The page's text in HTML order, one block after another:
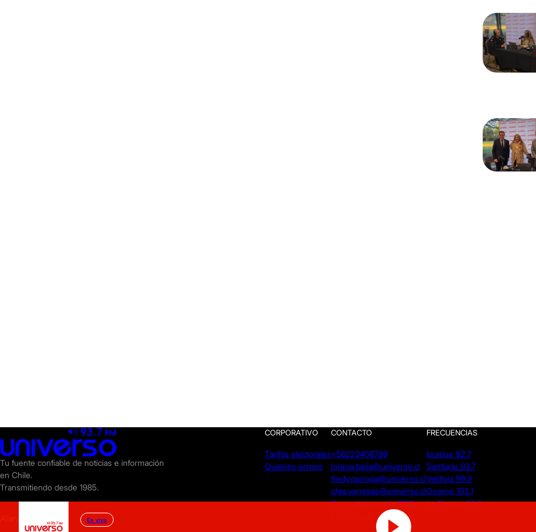
En vivo
Tu fuente confiable de noticias e información
en Chile.
Transmitiendo desde 1985.
CORPORATIVO
Tarifas electorales
Quienes somos
CONTACTO
+56223456789
lorena.tapia@universo.cl
fredy.quiroga@universo.cl
olga.venegas@universo.cl
Pérez Valenzuela 1620.
Providencia - Santiago.
FRECUENCIAS
Iquique 92.7
Santiago 93.7
Valdivia 99.9
Osorno 102.1
La Serena 92.9